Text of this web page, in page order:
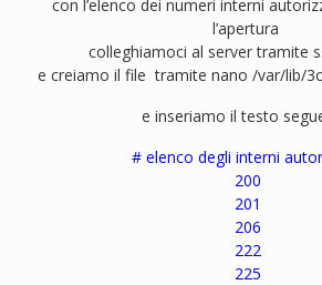
con l’elenco dei numeri interni
l’apertura
colleghiamoci al server tramite
e creiamo il file tramite nano /var/lib/
e inseriamo il testo
# elenco degli interni
200
201
206
222
225